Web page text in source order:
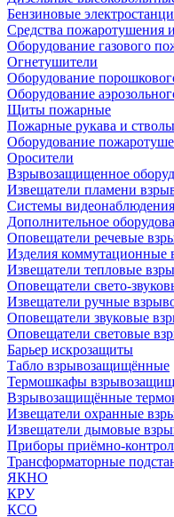
Бензиновые
Средства пожаротушения
Оборудование газового
Огнетушители
Оборудование
Оборудование
Щиты пожарные
Пожарные рукава и стволы
Оборудование
Оросители
Взрывозащищенное
Извещатели пламени
Системы
Дополнительное
Оповещатели речевые
Изделия
Извещатели тепловые
Оповещатели свето-
Извещатели ручные
Оповещатели звуковые
Оповещатели световые
Барьер искрозащиты
Табло взрывозащищённые
Термошкафы
Взрывозащищённые
Извещатели охранные
Извещатели дымовые
Приборы приёмно-
Трансформаторные
ЯКНО
КРУ
КСО